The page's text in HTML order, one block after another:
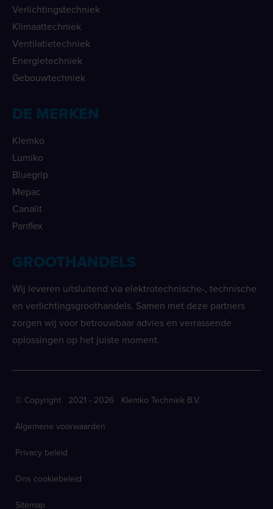
Verlichtingstechniek
Klimaattechniek
Ventilatietechniek
Energietechniek
Gebouwtechniek
DE MERKEN
Klemko
Lumiko
Bluegrip
Mepac
Canalit
Panflex
GROOTHANDELS
Wij leveren uitsluitend via elektrotechnische-, technische
en verlichtingsgroothandels. Samen met deze partners
zorgen wij voor betrouwbaar advies en verrassende
oplossingen op het juiste moment.
© Copyright 2021 - 2026 Klemko Techniek B.V.
Algemene voorwaarden
Privacy beleid
Ons cookiebeleid
Sitemap